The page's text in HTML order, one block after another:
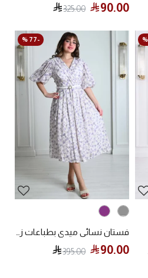
90.00
325.00
-77 %
90.00
395.00